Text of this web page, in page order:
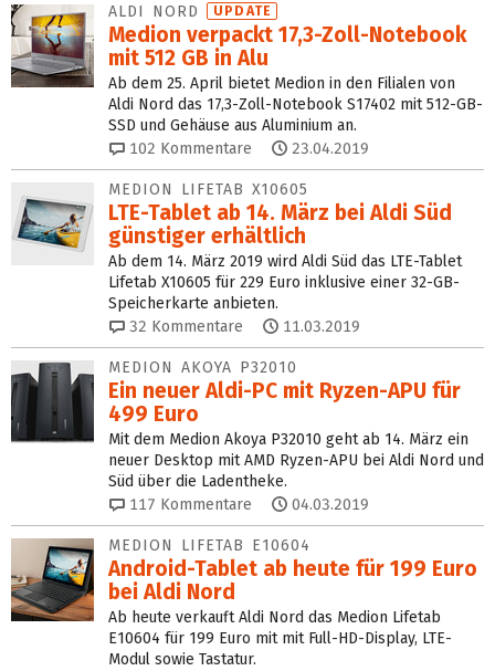
ALDI NORD UPDATE
Medion verpackt 17,3-Zoll-Notebook
mit 512 GB in Alu
Ab dem 25. April bietet Medion in den Filialen von
Aldi Nord das 17,3-Zoll-Notebook S17402 mit 512-GB-
SSD und Gehäuse aus Aluminium an.
102 Kommentare 23.04.2019
MEDION LIFETAB X10605
LTE-Tablet ab 14. März bei Aldi Süd
günstiger erhältlich
Ab dem 14. März 2019 wird Aldi Süd das LTE-Tablet
Lifetab X10605 für 229 Euro inklusive einer 32-GB-
Speicherkarte anbieten.
32 Kommentare 11.03.2019
MEDION AKOYA P32010
Ein neuer Aldi-PC mit Ryzen-APU für
499 Euro
Mit dem Medion Akoya P32010 geht ab 14. März ein
neuer Desktop mit AMD Ryzen-APU bei Aldi Nord und
Süd über die Ladentheke.
117 Kommentare 04.03.2019
MEDION LIFETAB E10604
Android-Tablet ab heute für 199 Euro
bei Aldi Nord
Ab heute verkauft Aldi Nord das Medion Lifetab
E10604 für 199 Euro mit mit Full-HD-Display, LTE-
Modul sowie Tastatur.